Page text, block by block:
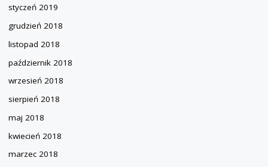
styczeń 2019
grudzień 2018
listopad 2018
październik 2018
wrzesień 2018
sierpień 2018
maj 2018
kwiecień 2018
marzec 2018